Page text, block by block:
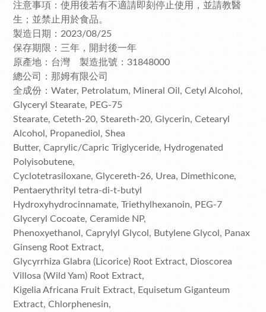
注意事項：使用後若有不適請即刻停止使用，並請教醫
生；並禁止用於食品。
製造日期：2023/08/25
保存期限：三年，開封後一年
原產地：台灣 製造批號：31848000
總公司：那姆有限公司
全成份：Water, Petrolatum, Mineral Oil, Cetyl Alcohol,
Glyceryl Stearate, PEG-75
Stearate, Ceteth-20, Steareth-20, Glycerin, Cetearyl
Alcohol, Propanediol, Shea
Butter, Caprylic/Capric Triglyceride, Hydrogenated
Polyisobutene,
Cyclotetrasiloxane, Glycereth-26, Urea, Dimethicone,
Pentaerythrityl tetra-di-t-butyl
Hydroxyhydrocinnamate, Triethylhexanoin, PEG-7
Glyceryl Cocoate, Ceramide NP,
Phenoxyethanol, Caprylyl Glycol, Butylene Glycol, Panax
Ginseng Root Extract,
Glycyrrhiza Glabra (Licorice) Root Extract, Dioscorea
Villosa (Wild Yam) Root Extract,
Kigelia Africana Fruit Extract, Equisetum Giganteum
Extract, Chlorphenesin,